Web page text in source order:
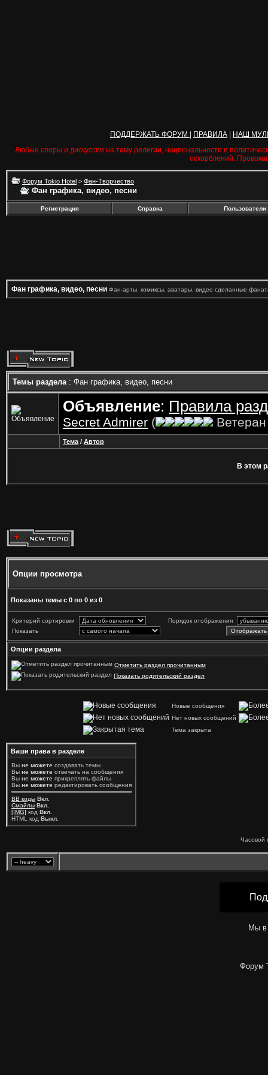
ПОДДЕРЖАТЬ ФОРУМ ПРАВИЛА
НАШ
Любые споры и дискуссии на тему религии, национальности и
оскорблений.
Форум Tokio Hotel > Фан-Творчество
Фан графика, видео, песни
Регистрация Справка Пользователи
Фан графика, видео, песни Фан-арты, комиксы, аватары, видео сделанные
Темы раздела: Фан графика, видео, песни
Объявление: Правила
Secret Admirer (
Тема / Автор
В этом
Опции просмотра
Показаны темы с 0 по 0 из 0
Критерий сортировки
Порядок отображения
Показать
Опции раздела
Отметить раздел прочитанным
Показать родительский раздел
Новые сообщения
Нет новых сообщений
Тема закрыта
Ваши права в разделе
Вы не можете создавать темы
Вы не можете отвечать на сообщения
Вы не можете прикреплять файлы
Вы не можете редактировать сообщения
BB коды Вкл.
Смайлы Вкл.
[IMG] код Вкл.
HTML код Выкл.
Часовой
Мы в
Форум